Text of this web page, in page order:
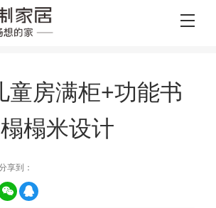
童房满柜+功能书
榻米设计
享到：